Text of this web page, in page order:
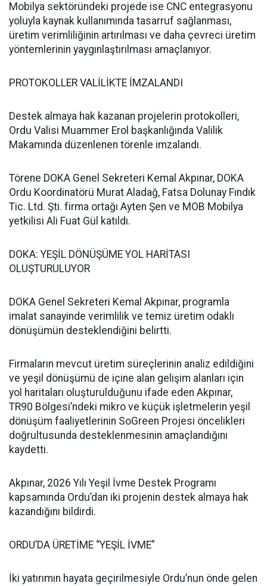
Mobilya sektöründeki projede ise CNC entegrasyonu
yoluyla kaynak kullanımında tasarruf sağlanması,
üretim verimliliğinin artırılması ve daha çevreci üretim
yöntemlerinin yaygınlaştırılması amaçlanıyor.
PROTOKOLLER VALİLİKTE İMZALANDI
Destek almaya hak kazanan projelerin protokolleri,
Ordu Valisi Muammer Erol başkanlığında Valilik
Makamında düzenlenen törenle imzalandı.
Törene DOKA Genel Sekreteri Kemal Akpınar, DOKA
Ordu Koordinatörü Murat Aladağ, Fatsa Dolunay Fındık
Tic. Ltd. Şti. firma ortağı Ayten Şen ve MOB Mobilya
yetkilisi Ali Fuat Gül katıldı.
DOKA: YEŞİL DÖNÜŞÜME YOL HARİTASI
OLUŞTURULUYOR
DOKA Genel Sekreteri Kemal Akpınar, programla
imalat sanayinde verimlilik ve temiz üretim odaklı
dönüşümün desteklendiğini belirtti.
Firmaların mevcut üretim süreçlerinin analiz edildiğini
ve yeşil dönüşümü de içine alan gelişim alanları için
yol haritaları oluşturulduğunu ifade eden Akpınar,
TR90 Bölgesi’ndeki mikro ve küçük işletmelerin yeşil
dönüşüm faaliyetlerinin SoGreen Projesi öncelikleri
doğrultusunda desteklenmesinin amaçlandığını
kaydetti.
Akpınar, 2026 Yılı Yeşil İvme Destek Programı
kapsamında Ordu’dan iki projenin destek almaya hak
kazandığını bildirdi.
ORDU’DA ÜRETİME “YEŞİL İVME”
İki yatırımın hayata geçirilmesiyle Ordu’nun önde gelen